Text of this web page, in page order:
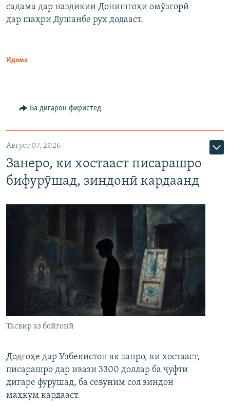
садама дар наздикии Донишгоҳи омӯзгорӣ
дар шаҳри Душанбе рух додааст.
Идома
Ба дигарон фиристед
Август 07, 2026
Занеро, ки хостааст писарашро
бифурӯшад, зиндонӣ кардаанд
Тасвир аз бойгонӣ
Додгоҳе дар Узбекистон як занро, ки хостааст,
писарашро дар ивази 3300 доллар ба ҷуфти
дигаре фурӯшад, ба севуним сол зиндон
маҳкум кардааст.